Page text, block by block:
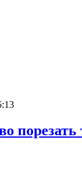
порезать